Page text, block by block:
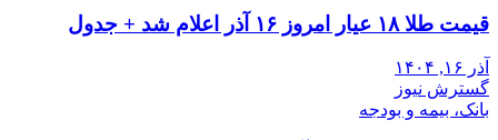
قیمت طلا ۱۸ عیار امروز ۱۶ آذر اعلام شد + جدول
آذر ۱۶, ۱۴۰۴
گسترش نیوز
بانک، بیمه و بودجه